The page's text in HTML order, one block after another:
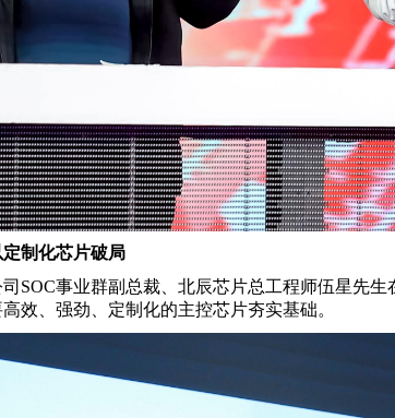
制化芯片破局
SOC事业群副总裁、北辰芯片总工程师伍星先
效、强劲、定制化的主控芯片夯实基础。